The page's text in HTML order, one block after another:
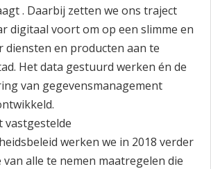
. Daarbij zetten we ons traject
digitaal voort om op een slimme en
diensten en producten aan te
Het data gestuurd werken én de
van gegevensmanagement
vastgestelde
werken we in 2018 verder
alle te nemen maatregelen die